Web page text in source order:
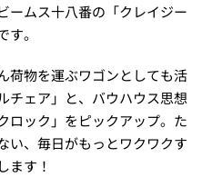
ームス十八番の「クレイジー
。
荷物を運ぶワゴンとしても活
チェア」と、バウハウス思想
ロック」をピックアップ。た
い、毎日がもっとワクワクす
ます！